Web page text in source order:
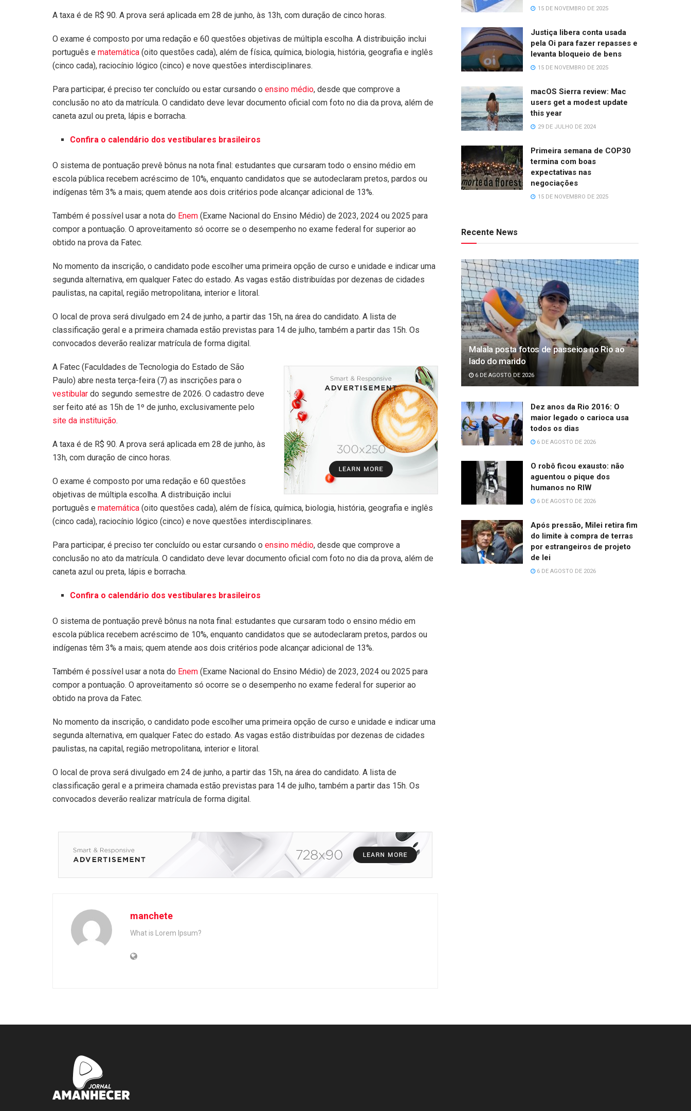
A taxa é de R$ 90. A prova será aplicada em 28 de junho, às 13h, com duração de cinco horas.
O exame é composto por uma redação e 60 questões objetivas de múltipla escolha. A distribuição inclui
português e matemática (oito questões cada), além de física, química, biologia, história, geografia e inglês
(cinco cada), raciocínio lógico (cinco) e nove questões interdisciplinares.
Para participar, é preciso ter concluído ou estar cursando o ensino médio, desde que comprove a
conclusão no ato da matrícula. O candidato deve levar documento oficial com foto no dia da prova, além de
caneta azul ou preta, lápis e borracha.
Confira o calendário dos vestibulares brasileiros
O sistema de pontuação prevê bônus na nota final: estudantes que cursaram todo o ensino médio em
escola pública recebem acréscimo de 10%, enquanto candidatos que se autodeclaram pretos, pardos ou
indígenas têm 3% a mais; quem atende aos dois critérios pode alcançar adicional de 13%.
Também é possível usar a nota do Enem (Exame Nacional do Ensino Médio) de 2023, 2024 ou 2025 para
compor a pontuação. O aproveitamento só ocorre se o desempenho no exame federal for superior ao
obtido na prova da Fatec.
No momento da inscrição, o candidato pode escolher uma primeira opção de curso e unidade e indicar uma
segunda alternativa, em qualquer Fatec do estado. As vagas estão distribuídas por dezenas de cidades
paulistas, na capital, região metropolitana, interior e litoral.
O local de prova será divulgado em 24 de junho, a partir das 15h, na área do candidato. A lista de
classificação geral e a primeira chamada estão previstas para 14 de julho, também a partir das 15h. Os
convocados deverão realizar matrícula de forma digital.
A Fatec (Faculdades de Tecnologia do Estado de São
Paulo) abre nesta terça-feira (7) as inscrições para o
vestibular do segundo semestre de 2026. O cadastro deve
ser feito até as 15h de 1º de junho, exclusivamente pelo
site da instituição.
A taxa é de R$ 90. A prova será aplicada em 28 de junho, às
13h, com duração de cinco horas.
O exame é composto por uma redação e 60 questões
objetivas de múltipla escolha. A distribuição inclui
português e matemática (oito questões cada), além de física, química, biologia, história, geografia e inglês
(cinco cada), raciocínio lógico (cinco) e nove questões interdisciplinares.
Para participar, é preciso ter concluído ou estar cursando o ensino médio, desde que comprove a
conclusão no ato da matrícula. O candidato deve levar documento oficial com foto no dia da prova, além de
caneta azul ou preta, lápis e borracha.
Confira o calendário dos vestibulares brasileiros
O sistema de pontuação prevê bônus na nota final: estudantes que cursaram todo o ensino médio em
escola pública recebem acréscimo de 10%, enquanto candidatos que se autodeclaram pretos, pardos ou
indígenas têm 3% a mais; quem atende aos dois critérios pode alcançar adicional de 13%.
Também é possível usar a nota do Enem (Exame Nacional do Ensino Médio) de 2023, 2024 ou 2025 para
compor a pontuação. O aproveitamento só ocorre se o desempenho no exame federal for superior ao
obtido na prova da Fatec.
No momento da inscrição, o candidato pode escolher uma primeira opção de curso e unidade e indicar uma
segunda alternativa, em qualquer Fatec do estado. As vagas estão distribuídas por dezenas de cidades
paulistas, na capital, região metropolitana, interior e litoral.
O local de prova será divulgado em 24 de junho, a partir das 15h, na área do candidato. A lista de
classificação geral e a primeira chamada estão previstas para 14 de julho, também a partir das 15h. Os
convocados deverão realizar matrícula de forma digital.
manchete
What is Lorem Ipsum?
15 DE NOVEMBRO DE 2025
Justiça libera conta usada
pela Oi para fazer repasses e
levanta bloqueio de bens
15 DE NOVEMBRO DE 2025
macOS Sierra review: Mac
users get a modest update
this year
29 DE JULHO DE 2024
Primeira semana de COP30
termina com boas
expectativas nas
negociações
15 DE NOVEMBRO DE 2025
Recente News
Malala posta fotos de passeios no Rio ao
lado do marido
6 DE AGOSTO DE 2026
Dez anos da Rio 2016: O
maior legado o carioca usa
todos os dias
6 DE AGOSTO DE 2026
O robô ficou exausto: não
aguentou o pique dos
humanos no RIW
6 DE AGOSTO DE 2026
Após pressão, Milei retira fim
do limite à compra de terras
por estrangeiros de projeto
de lei
6 DE AGOSTO DE 2026